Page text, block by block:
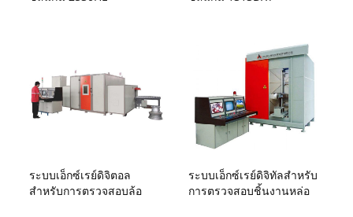
ระบบเอ็กซ์เรย์ดิจิตอล
สำหรับการตรวจสอบล้อ
ระบบเอ็กซ์เรย์ดิจิทัลสำหรับ
การตรวจสอบชิ้นงานหล่อ